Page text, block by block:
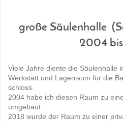
große Säulenhalle
2004
Viele Jahre diente die Säulenhalle
Werkstatt und Lagerraum für die
schloss.
2004 habe ich diesen Raum zu
umgebaut.
2018 wurde der Raum zu einer